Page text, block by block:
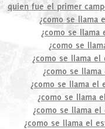
quien fue el primer
¿como se llama
¿como se llama
¿como se
¿como se llama el
¿como se
¿como se llama el
¿como se llama
¿como se llama el
¿como se llama el